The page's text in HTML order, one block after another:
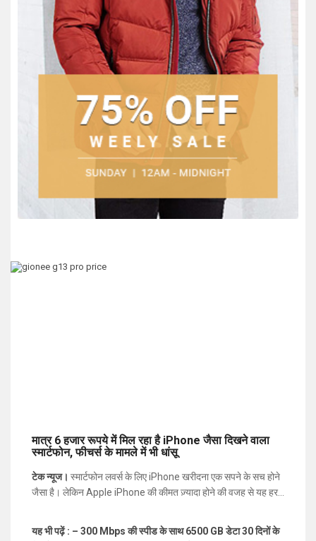
मात्र 6 हजार रूपये में मिल रहा है iPhone जैसा दिखने वाला
स्मार्टफोन, फीचर्स के मामले में भी धांसू
टेक न्यूज। स्मार्टफोन लवर्स के लिए iPhone खरीदना एक सपने के सच होने
जैसा है। लेकिन Apple iPhone की कीमत ज़्यादा होने की वजह से यह हर
लेकिन जेब में उतने पैसे नहीं है, तो बाजार में एक ऐसा स्मार्टफोन आ गया है, जो
यह भी पढ़ें : – 300 Mbps की स्पीड के साथ 6500 GB डेटा 30 दिनों के